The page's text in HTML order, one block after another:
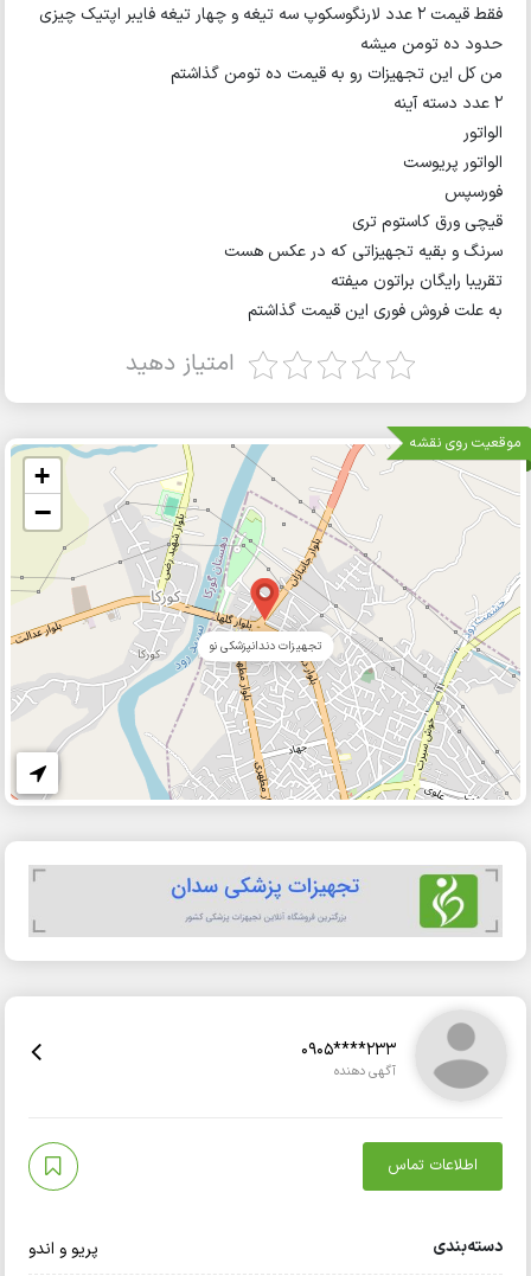
فقط قیمت ۲ عدد لارنگوسکوپ سه تیغه و چهار تیغه فایبر اپتیک چیزی
حدود ده تومن میشه
من کل این تجهیزات رو به قیمت ده تومن گذاشتم
۲ عدد دسته آینه
الواتور
الواتور پریوست
فورسپس
قیچی ورق کاستوم تری
سرنگ و بقیه تجهیزاتی که در عکس هست
تقریبا رایگان براتون میفته
به علت فروش فوری این قیمت گذاشتم
امتیاز دهید
موقعیت روی نقشه
تجهیزات دندانپزشکی نو
+
−
0905****233
آگهی دهنده
اطلاعات تماس
دسته‌بندی پریو و اندو